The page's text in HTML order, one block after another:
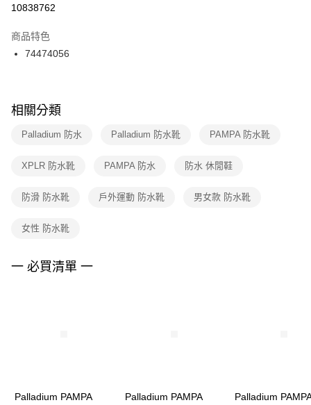
１．於結帳方式選擇「AFTEE先享後付」後，將跳轉至「AFTEE先享後付」
２．訂單成立數日內，您將收到繳費通知簡訊。
３．收到繳費通知簡訊後14天內，點擊此簡訊中的連結，可透過四大超商／
ATM／網路銀行／等多元方式進行付款，方視為交易完成。
※ 交易是否成功請以「AFTEE先享後付 」之結帳頁面顯示為準，若有關於
是否繳費成功／繳費後需取消欲退款等相關疑問，請聯繫「AFTEE先享後付
客戶支援中心」https://netprotections.freshdesk.com/support/home
１．透過由恩沛科技股份有限公司提供之「AFTEE先享後付」服務完成之交
權轉讓予恩沛科技股份有限公司。
３．未成年的使用者請事先徵得法定代理人或監護人之同意方可使用
４．使用「AFTEE先享後付」時，將依據個別帳號之用戶狀況，依本公司即
每筆NT$100，滿NT$1,500(含以上)免運費
10838762
商品特色
74474056
相關分類
Palladium 防水 Palladium 防水靴 PAMPA 防水靴
XPLR 防水靴 PAMPA 防水 防水 休閒鞋
防滑 防水靴 戶外運動 防水靴 男女款 防水靴
女性 防水靴
一 必買清單 一
Palladium PAMPA
Palladium PAMPA
Palladium